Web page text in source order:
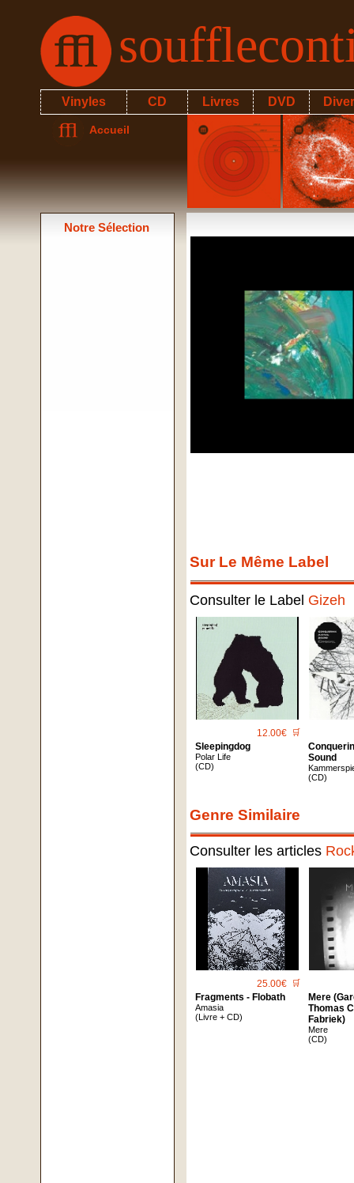
Vinyles CD Livres DVD
Accueil
Notre Sélection
Sur Le Même Label
Consulter le Label Gizeh
12.00€ 🛒
Sleepingdog
Polar Life
(CD)
Sound
(CD)
Genre Similaire
Consulter les articles
25.00€ 🛒
Fragments - Flobath
Amasia
(Livre + CD)
Mere
Thomas
Fabriek)
Mere
(CD)